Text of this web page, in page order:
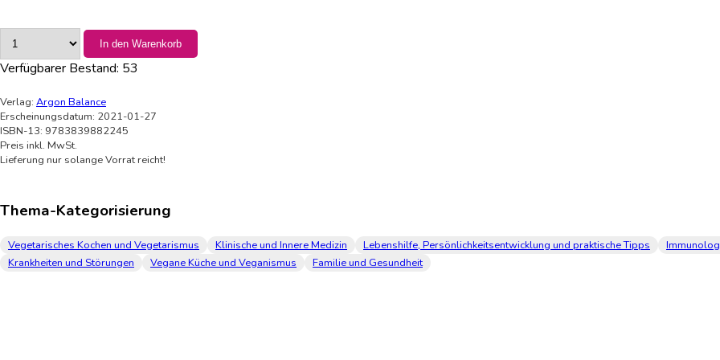
In den Warenkorb
Verfügbarer Bestand: 53
Verlag: Argon Balance
Erscheinungsdatum: 2021-01-27
ISBN-13: 9783839882245
Preis inkl. MwSt.
Lieferung nur solange Vorrat reicht!
Thema-Kategorisierung
Vegetarisches Kochen und Vegetarismus Klinische und Innere Medizin Lebenshilfe, Persönlichkeitsentwicklung und praktische Tipps
Krankheiten und Störungen
Vegane Küche und Veganismus Familie und Gesundheit